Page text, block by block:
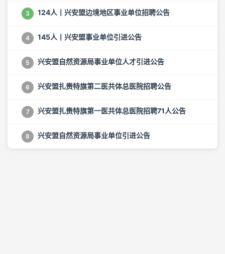
3 124人丨兴安盟边境地区事业单位招聘公告
4 145人丨兴安盟事业单位引进公告
5 兴安盟自然资源局事业单位人才引进公告
6 兴安盟扎赉特旗第二医共体总医院招聘公告
7 兴安盟扎赉特旗第一医共体总医院招聘71人公告
8 兴安盟自然资源局事业单位引进公告